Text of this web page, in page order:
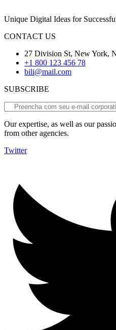
Unique Digital Ideas for
CONTACT US
27 Division St, New York,
+1 800 123 456 78
bili@mail.com
SUBSCRIBE
Our expertise, as well as our
from other agencies.
Twitter